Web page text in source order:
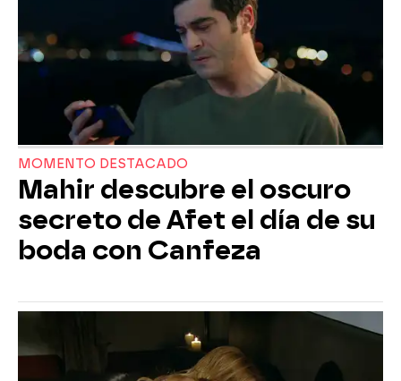
MOMENTO DESTACADO
Mahir descubre el oscuro
secreto de Afet el día de su
boda con Canfeza